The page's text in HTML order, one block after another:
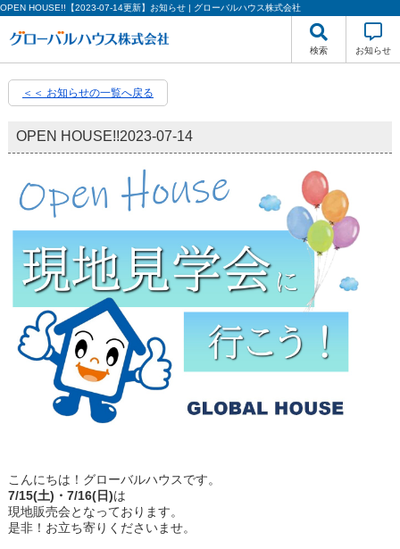
OPEN HOUSE!!【2023-07-14更新】お知らせ | グローバルハウス株式会社
検索 お知らせ
＜＜ お知らせの一覧へ戻る
OPEN HOUSE!!2023-07-14
こんにちは！グローバルハウスです。
7/15(土)・7/16(日)は
現地販売会となっております。
是非！お立ち寄りくださいませ。